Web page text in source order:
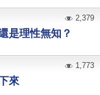
是理性無知？
2,379
來
1,773